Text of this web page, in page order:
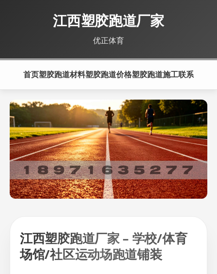
江西塑胶跑道厂家
优正体育
首页塑胶跑道材料塑胶跑道价格塑胶跑道施工联系
江西塑胶跑道厂家 – 学校/体育
场馆/社区运动场跑道铺装